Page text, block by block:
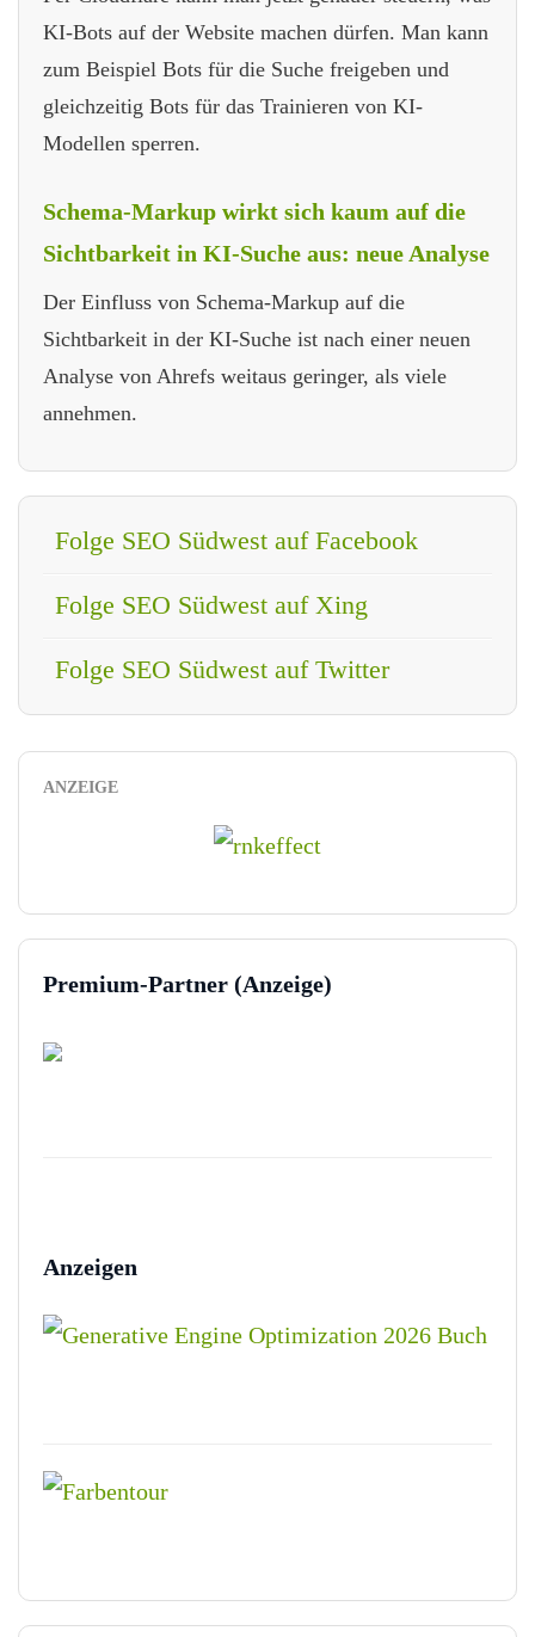
KI-Bots auf der Website machen dürfen. Man kann
zum Beispiel Bots für die Suche freigeben und
gleichzeitig Bots für das Trainieren von KI-
Modellen sperren.
Schema-Markup wirkt sich kaum auf die
Sichtbarkeit in KI-Suche aus: neue Analyse
Der Einfluss von Schema-Markup auf die
Sichtbarkeit in der KI-Suche ist nach einer neuen
Analyse von Ahrefs weitaus geringer, als viele
annehmen.
Folge SEO Südwest auf Facebook
Folge SEO Südwest auf Xing
Folge SEO Südwest auf Twitter
ANZEIGE
Premium-Partner (Anzeige)
Anzeigen